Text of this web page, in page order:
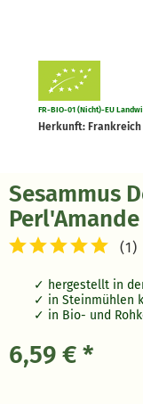
FR-BIO-01 (Nicht)-EU
Herkunft: Frankreich
Sesammus
(1)
hergestellt in
in Steinmühlen
in Bio- und
6,59 € *